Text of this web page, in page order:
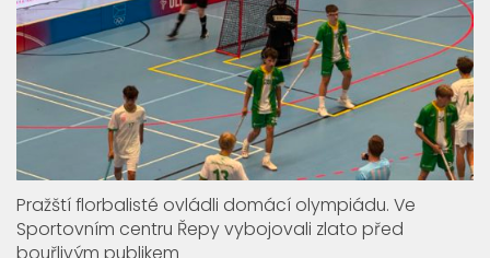
Pražští florbalisté ovládli domácí olympiádu. Ve
Sportovním centru Řepy vybojovali zlato před